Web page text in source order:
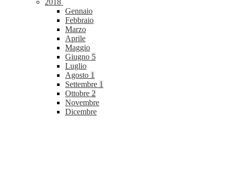
2018
Gennaio
Febbraio
Marzo
Aprile
Maggio
Giugno 5
Luglio
Agosto 1
Settembre 1
Ottobre 2
Novembre
Dicembre